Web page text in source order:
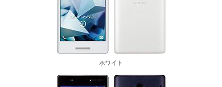
ホワイト